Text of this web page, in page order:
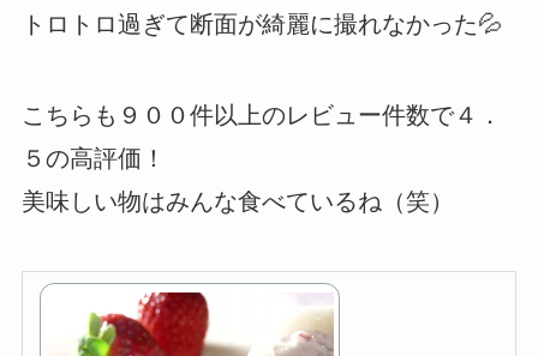
トロトロ過ぎて断面が綺麗に撮れなかった💦
こちらも９００件以上のレビュー件数で４．
５の高評価！
美味しい物はみんな食べているね（笑）